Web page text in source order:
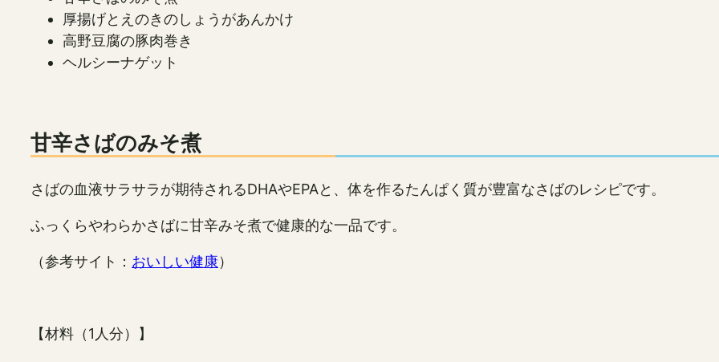
厚揚げとえのきのしょうがあんかけ
高野豆腐の豚肉巻き
ヘルシーナゲット
甘辛さばのみそ煮
さばの血液サラサラが期待されるDHAやEPAと、体を作るたんぱく質が豊富なさばのレシピです。
ふっくらやわらかさばに甘辛みそ煮で健康的な一品です。
（参考サイト： おいしい健康）
【材料（1人分）】